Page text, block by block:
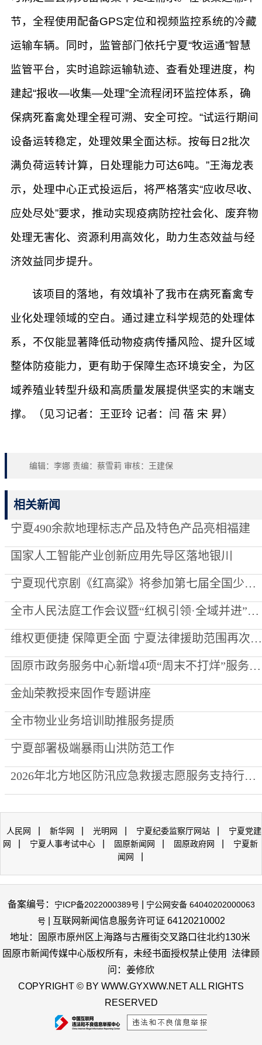
节，全程使用配备GPS定位和视频监控系统的冷藏
运输车辆。同时，监管部门依托宁夏“牧运通”智慧
监管平台，实时追踪运输轨迹、查看处理进度，构
建起“报收—收集—处理”全流程闭环监控体系，确
保病死畜禽处理全程可溯、安全可控。“试运行期间
设备运转稳定，处理效果全面达标。按每日2批次
满负荷运转计算，日处理能力可达6吨。”王海龙表
示，处理中心正式投运后，将严格落实“应收尽收、
应处尽处”要求，推动实现疫病防控社会化、废弃物
处理无害化、资源利用高效化，助力生态效益与经
济效益同步提升。
该项目的落地，有效填补了我市在病死畜禽专
业化处理领域的空白。通过建立科学规范的处理体
系，不仅能显著降低动物疫病传播风险、提升区域
整体防疫能力，更有助于保障生态环境安全，为区
域养殖业转型升级和高质量发展提供坚实的末端支
撑。（见习记者：王亚玲 记者：闫 蓓 宋 昇）
编辑：李娜 责编：蔡雪莉 审核：王建保
相关新闻
宁夏490余款地理标志产品及特色产品亮相福建
国家人工智能产业创新应用先导区落地银川
宁夏现代京剧《红高粱》将参加第七届全国少数民族文艺会演
全市人民法庭工作会议暨“红枫引领·全域并进”项目创建推进会召开
维权更便捷 保障更全面 宁夏法律援助范围再次“扩容”
固原市政务服务中心新增4项“周末不打烊”服务事项
金灿荣教授来固作专题讲座
全市物业业务培训助推服务提质
宁夏部署极端暴雨山洪防范工作
2026年北方地区防汛应急救援志愿服务支持行动走进泾源县
人民网 新华网 光明网 宁夏纪委监察厅网站
宁夏党建
网
宁夏人事考试中心 固原新闻网 固原政府网
宁夏新
闻网
备案编号： 宁ICP备2022000389号
宁公网安备 64040202000063
号 | 互联网新闻信息服务许可证 64120210002
地址：固原市原州区上海路与古雁街交叉路口往北约130米
固原市新闻传媒中心版权所有，未经书面授权禁止使用 法律顾
问：姜修欣
COPYRIGHT © BY WWW.GYXWW.NET ALL RIGHTS
RESERVED